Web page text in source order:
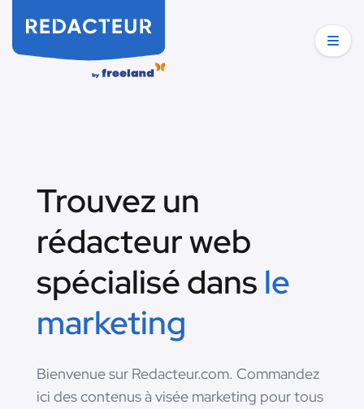
Trouvez un
rédacteur web
spécialisé dans le
marketing
Bienvenue sur Redacteur.com. Commandez
ici des contenus à visée marketing pour tous